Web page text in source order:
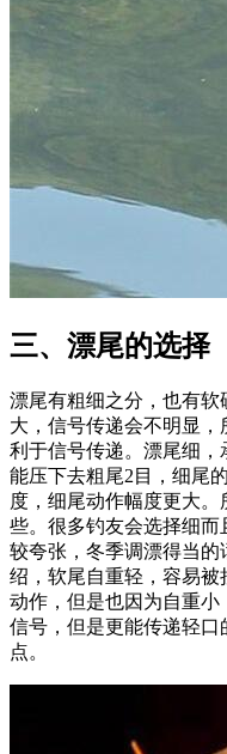
三、漂尾的选择
漂尾有粗细之分，也有
大，信号传递会不明显
利于信号传递。漂尾细
能压下去粗尾2目，细尾
度，细尾动作幅度更大
些。很多钓友会选择细
较夸张，冬季调漂得当
绍，软尾自重轻，容易
动作，但是也因为自重
信号，但是更能传递轻
点。